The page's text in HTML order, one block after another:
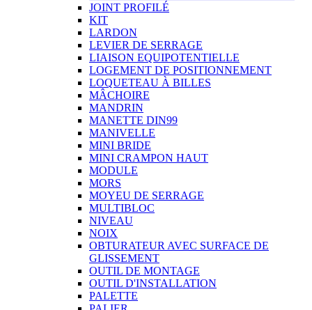
JOINT PROFILÉ
KIT
LARDON
LEVIER DE SERRAGE
LIAISON EQUIPOTENTIELLE
LOGEMENT DE POSITIONNEMENT
LOQUETEAU À BILLES
MÂCHOIRE
MANDRIN
MANETTE DIN99
MANIVELLE
MINI BRIDE
MINI CRAMPON HAUT
MODULE
MORS
MOYEU DE SERRAGE
MULTIBLOC
NIVEAU
NOIX
OBTURATEUR AVEC SURFACE DE
GLISSEMENT
OUTIL DE MONTAGE
OUTIL D'INSTALLATION
PALETTE